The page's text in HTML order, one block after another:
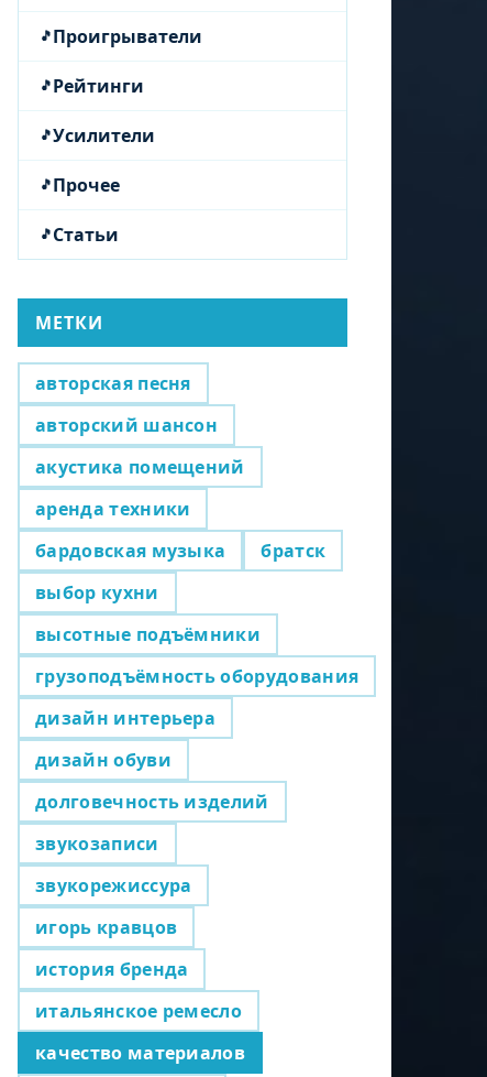
Проигрыватели
Рейтинги
Усилители
Прочее
Статьи
МЕТКИ
авторская песня
авторский шансон
акустика помещений
аренда техники
бардовская музыка
братск
выбор кухни
высотные подъёмники
грузоподъёмность оборудования
дизайн интерьера
дизайн обуви
долговечность изделий
звукозаписи
звукорежиссура
игорь кравцов
история бренда
итальянское ремесло
качество материалов